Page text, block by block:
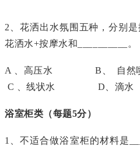
2、花洒出水氛围五种，分别
花洒水+按摩水和__________。
A 、高压水 B、 自然
C 、线状水 D、滴水
浴室柜类（每题5分）
1、不适合做浴室柜的材料是